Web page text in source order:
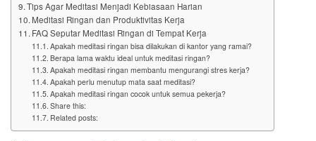
Tips Agar Meditasi Menjadi Kebiasaan Harian
Meditasi Ringan dan Produktivitas Kerja
FAQ Seputar Meditasi Ringan di Tempat Kerja
Apakah meditasi ringan bisa dilakukan di kantor yang ramai?
Berapa lama waktu ideal untuk meditasi ringan?
Apakah meditasi ringan membantu mengurangi stres kerja?
Apakah perlu menutup mata saat meditasi?
Apakah meditasi ringan cocok untuk semua pekerja?
Share this:
Related posts: